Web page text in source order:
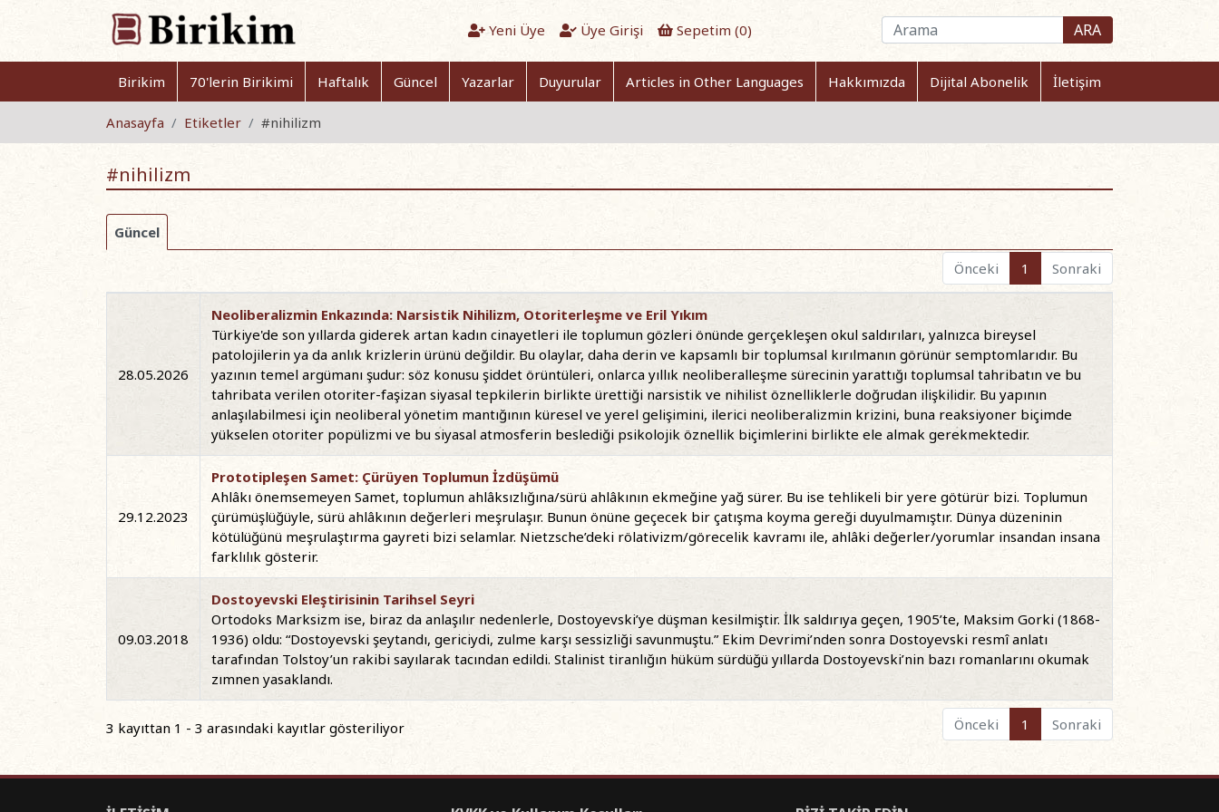
Yeni Üye Üye Girişi Sepetim (0) ARA
Birikim 70'lerin Birikimi Haftalık Güncel Yazarlar Duyurular Articles in Other Languages Hakkımızda Dijital Abonelik İletişim
Anasayfa Etiketler #nihilizm
#nihilizm
Güncel
Önceki
1 Sonraki
28.05.2026
Neoliberalizmin Enkazında: Narsistik Nihilizm, Otoriterleşme ve Eril Yıkım
Türkiye'de son yıllarda giderek artan kadın cinayetleri ile toplumun gözleri önünde gerçekleşen okul saldırıları, yalnızca bireysel
patolojilerin ya da anlık krizlerin ürünü değildir. Bu olaylar, daha derin ve kapsamlı bir toplumsal kırılmanın görünür semptomlarıdır. Bu
yazının temel argümanı şudur: söz konusu şiddet örüntüleri, onlarca yıllık neoliberalleşme sürecinin yarattığı toplumsal tahribatın ve bu
tahribata verilen otoriter-faşizan siyasal tepkilerin birlikte ürettiği narsistik ve nihilist öznelliklerle doğrudan ilişkilidir. Bu yapının
anlaşılabilmesi için neoliberal yönetim mantığının küresel ve yerel gelişimini, ilerici neoliberalizmin krizini, buna reaksiyoner biçimde
yükselen otoriter popülizmi ve bu siyasal atmosferin beslediği psikolojik öznellik biçimlerini birlikte ele almak gerekmektedir.
29.12.2023
Prototipleşen Samet: Çürüyen Toplumun İzdüşümü
Ahlâkı önemsemeyen Samet, toplumun ahlâksızlığına/sürü ahlâkının ekmeğine yağ sürer. Bu ise tehlikeli bir yere götürür bizi. Toplumun
çürümüşlüğüyle, sürü ahlâkının değerleri meşrulaşır. Bunun önüne geçecek bir çatışma koyma gereği duyulmamıştır. Dünya düzeninin
kötülüğünü meşrulaştırma gayreti bizi selamlar. Nietzsche’deki rölativizm/görecelik kavramı ile, ahlâki değerler/yorumlar insandan insana
farklılık gösterir.
09.03.2018
Dostoyevski Eleştirisinin Tarihsel Seyri
Ortodoks Marksizm ise, biraz da anlaşılır nedenlerle, Dostoyevski’ye düşman kesilmiştir. İlk saldırıya geçen, 1905’te, Maksim Gorki (1868-
1936) oldu: “Dostoyevski şeytandı, gericiydi, zulme karşı sessizliği savunmuştu.” Ekim Devrimi’nden sonra Dostoyevski resmî anlatı
tarafından Tolstoy’un rakibi sayılarak tacından edildi. Stalinist tiranlığın hüküm sürdüğü yıllarda Dostoyevski’nin bazı romanlarını okumak
zımnen yasaklandı.
3 kayıttan 1 - 3 arasındaki kayıtlar gösteriliyor Önceki 1 Sonraki